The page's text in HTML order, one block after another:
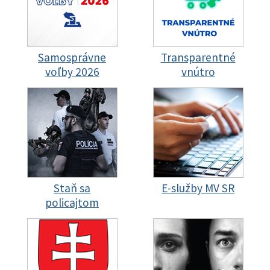
Samosprávne
voľby 2026
Transparentné
vnútro
Staň sa
policajtom
E-služby MV SR